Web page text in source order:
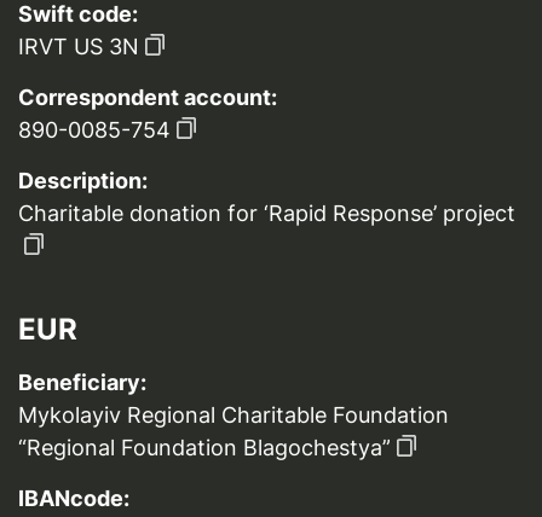
Swift code:
IRVT US 3N
Correspondent account:
890-0085-754
Description:
Charitable donation for ‘Rapid Response’ project
EUR
Beneficiary:
Mykolayiv Regional Charitable Foundation
“Regional Foundation Blagochestya”
IBANcode: